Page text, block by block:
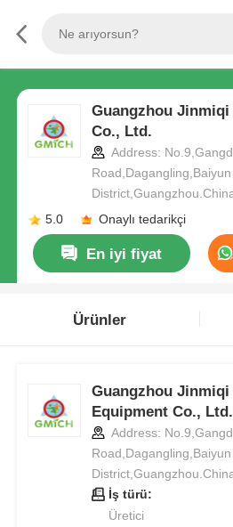
Guangzhou
Co., Ltd.
Address:
Road,Dagangling,Baiyun
5.0
Onaylı tedarikçi
En iyi fiyat
Ürünler
Guangzhou
Equipment Co., Ltd.
Address:
Road,Dagangling,Baiyun
District,Guangzhou.China
İş türü:
Üretici